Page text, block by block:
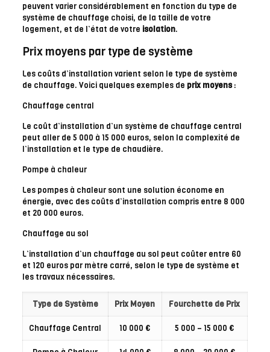
peuvent varier considérablement en fonction du type de
système de chauffage choisi, de la taille de votre
logement, et de l’état de votre isolation.
Prix moyens par type de système
Les coûts d’installation varient selon le type de système
de chauffage. Voici quelques exemples de prix moyens:
Chauffage central
Le coût d’installation d’un système de chauffage central
peut aller de 5 000 à 15 000 euros, selon la complexité de
l’installation et le type de chaudière.
Pompe à chaleur
Les pompes à chaleur sont une solution économe en
énergie, avec des coûts d’installation compris entre 8 000
et 20 000 euros.
Chauffage au sol
L’installation d’un chauffage au sol peut coûter entre 60
et 120 euros par mètre carré, selon le type de système et
les travaux nécessaires.
Type de Système Prix Moyen Fourchette de Prix
Chauffage Central 10 000 € 5 000 – 15 000 €